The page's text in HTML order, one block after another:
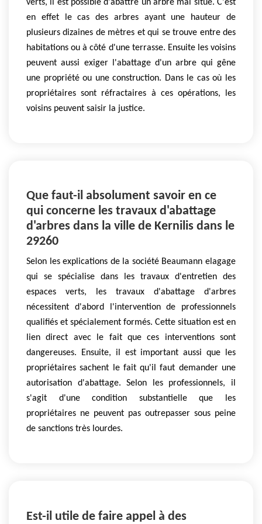
verts, il est possible d'abattre un arbre mal situé. C'est
en effet le cas des arbres ayant une hauteur de
plusieurs dizaines de mètres et qui se trouve entre des
habitations ou à côté d'une terrasse. Ensuite les voisins
peuvent aussi exiger l'abattage d'un arbre qui gêne
une propriété ou une construction. Dans le cas où les
propriétaires sont réfractaires à ces opérations, les
voisins peuvent saisir la justice.
Que faut-il absolument savoir en ce
qui concerne les travaux d'abattage
d'arbres dans la ville de Kernilis dans le
29260
Selon les explications de la société Beaumann elagage
qui se spécialise dans les travaux d'entretien des
espaces verts, les travaux d'abattage d'arbres
nécessitent d'abord l'intervention de professionnels
qualifiés et spécialement formés. Cette situation est en
lien direct avec le fait que ces interventions sont
dangereuses. Ensuite, il est important aussi que les
propriétaires sachent le fait qu'il faut demander une
autorisation d'abattage. Selon les professionnels, il
s'agit d'une condition substantielle que les
propriétaires ne peuvent pas outrepasser sous peine
de sanctions très lourdes.
Est-il utile de faire appel à des